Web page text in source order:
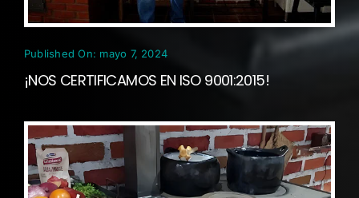
Published On: mayo 7, 2024
¡NOS CERTIFICAMOS EN ISO 9001:2015!